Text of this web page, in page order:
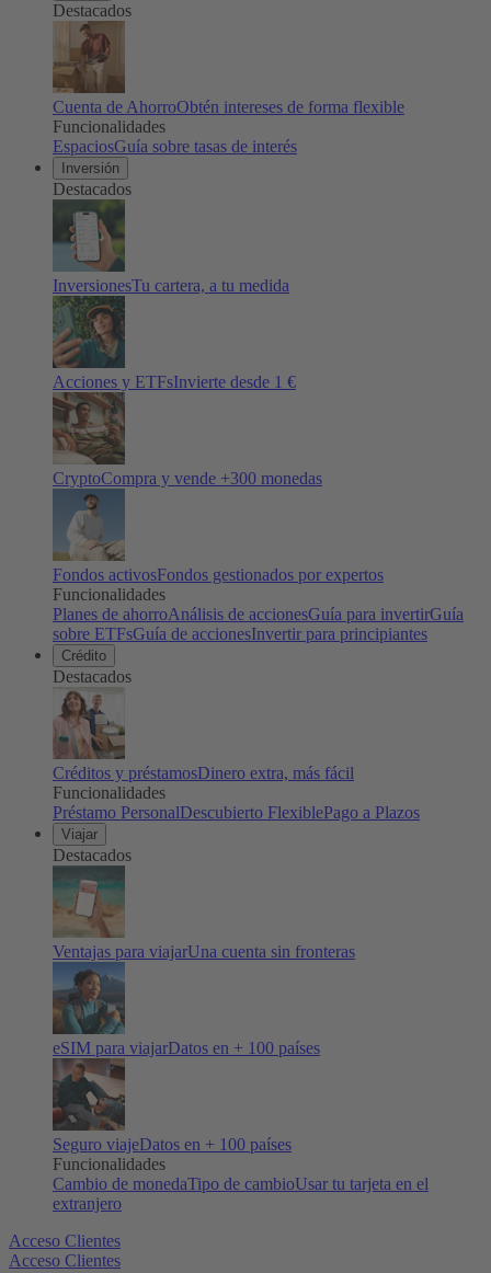
Destacados
Cuenta de AhorroObtén intereses de forma flexible
Funcionalidades
EspaciosGuía sobre tasas de interés
Inversión
Destacados
InversionesTu cartera, a tu medida
Acciones y ETFsInvierte desde 1 €
CryptoCompra y vende +300 monedas
Fondos activosFondos gestionados por expertos
Funcionalidades
Planes de ahorroAnálisis de accionesGuía para invertirGuía
sobre ETFsGuía de accionesInvertir para principiantes
Crédito
Destacados
Créditos y préstamosDinero extra, más fácil
Funcionalidades
Préstamo PersonalDescubierto FlexiblePago a Plazos
Viajar
Destacados
Ventajas para viajarUna cuenta sin fronteras
eSIM para viajarDatos en + 100 países
Seguro viajeDatos en + 100 países
Funcionalidades
Cambio de monedaTipo de cambioUsar tu tarjeta en el
extranjero
Acceso Clientes
Acceso Clientes